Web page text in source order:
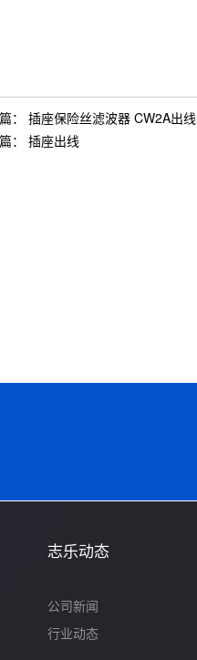
篇：插座保险丝滤波器 CW2A出线
：插座出线
志乐动态
公司新闻
行业动态